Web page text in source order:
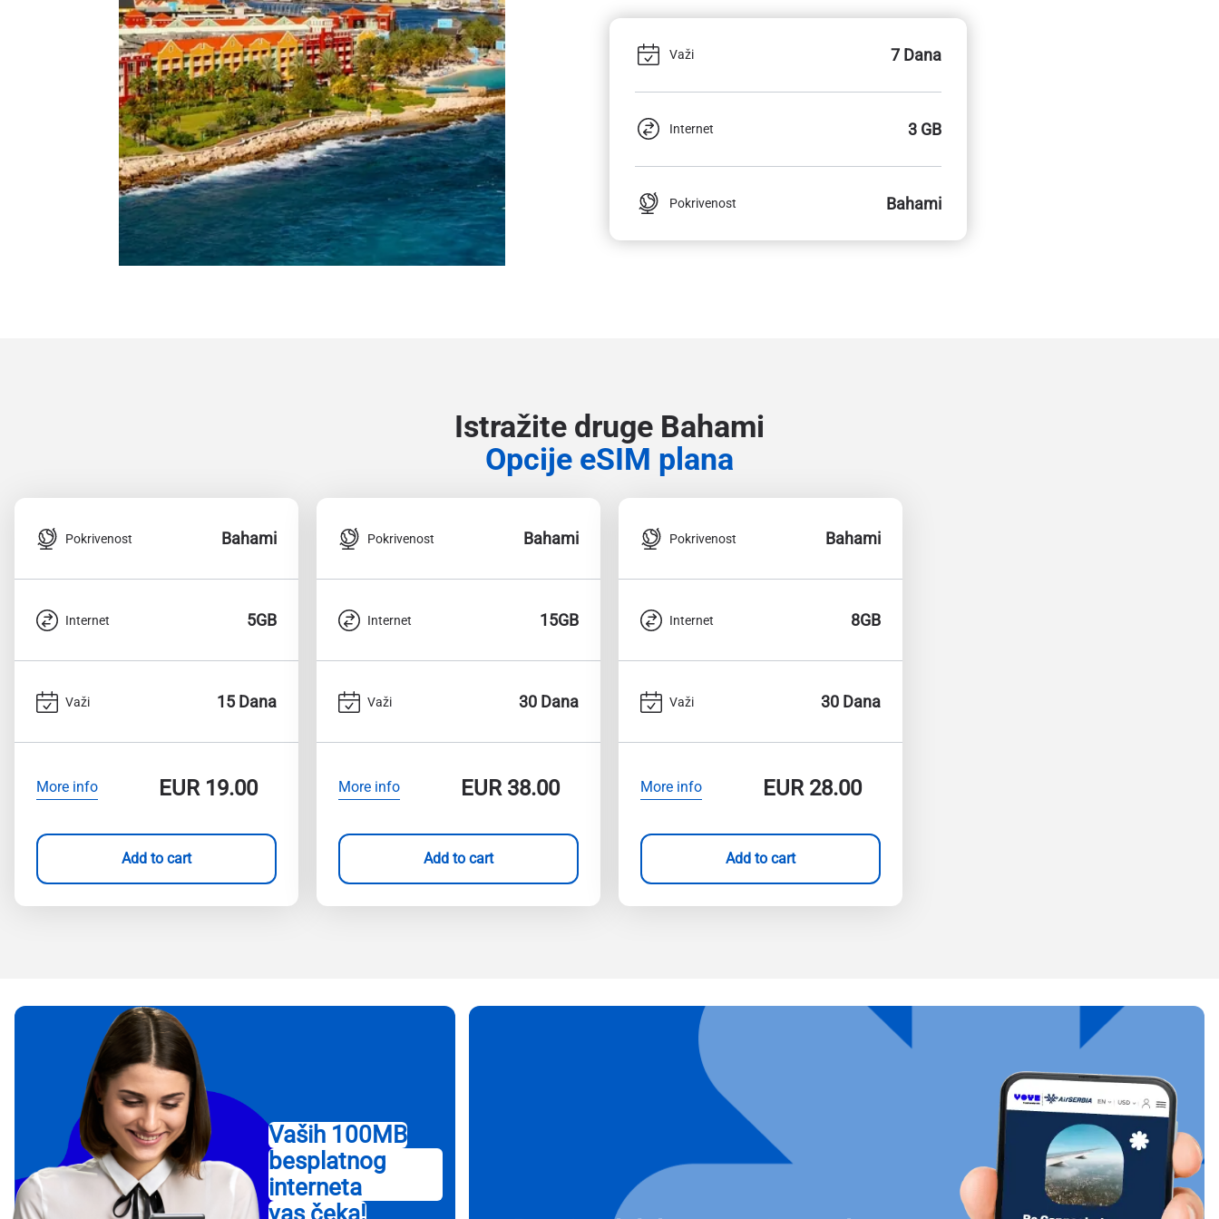
Važi 7 Dana
Internet 3 GB
Pokrivenost Bahami
Istražite druge Bahami
Opcije eSIM plana
Pokrivenost Bahami
Internet 5GB
Važi 15 Dana
More info EUR19.00
Add to cart
Pokrivenost Bahami
Internet 15GB
Važi 30 Dana
More info EUR38.00
Add to cart
Pokrivenost Bahami
Internet 8GB
Važi 30 Dana
More info EUR28.00
Add to cart
Vaših 100MB
besplatnog
interneta